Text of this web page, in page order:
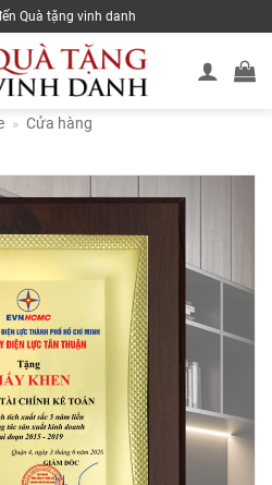
Quà tặng vinh danh
» Cửa hàng